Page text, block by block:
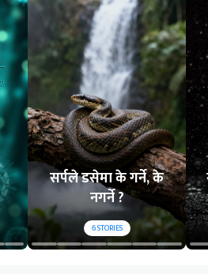
सर्पले डसेमा के गर्ने, के
नगर्ने ?
6STORIES